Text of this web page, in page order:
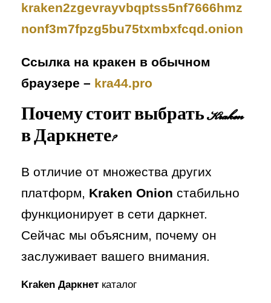
kraken2zgevrayvbqptss5nf7666hmz
nonf3m7fpzg5bu75txmbxfcqd.onion
Ссылка на кракен в обычном
браузере – kra44.pro
Почему стоит выбратьKraken
в Даркнете?
В отличие от множества других
платформ, Kraken Onion стабильно
функционирует в сети даркнет.
Сейчас мы объясним, почему он
заслуживает вашего внимания.
Kraken Даркнет каталог